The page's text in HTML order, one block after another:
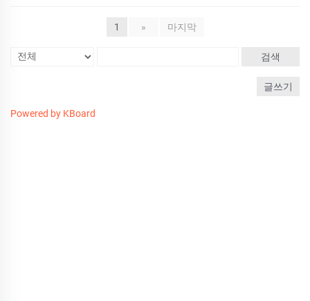
1 » 마지막
검색
글쓰기
Powered by KBoard